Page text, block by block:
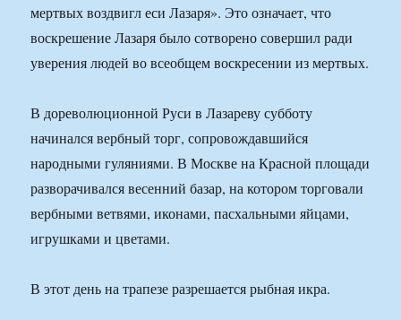
мертвых воздвигл еси Лазаря». Это означает, что
воскрешение Лазаря было сотворено совершил ради
уверения людей во всеобщем воскресении из мертвых.
В дореволюционной Руси в Лазареву субботу
начинался вербный торг, сопровождавшийся
народными гуляниями. В Москве на Красной площади
разворачивался весенний базар, на котором торговали
вербными ветвями, иконами, пасхальными яйцами,
игрушками и цветами.
В этот день на трапезе разрешается рыбная икра.